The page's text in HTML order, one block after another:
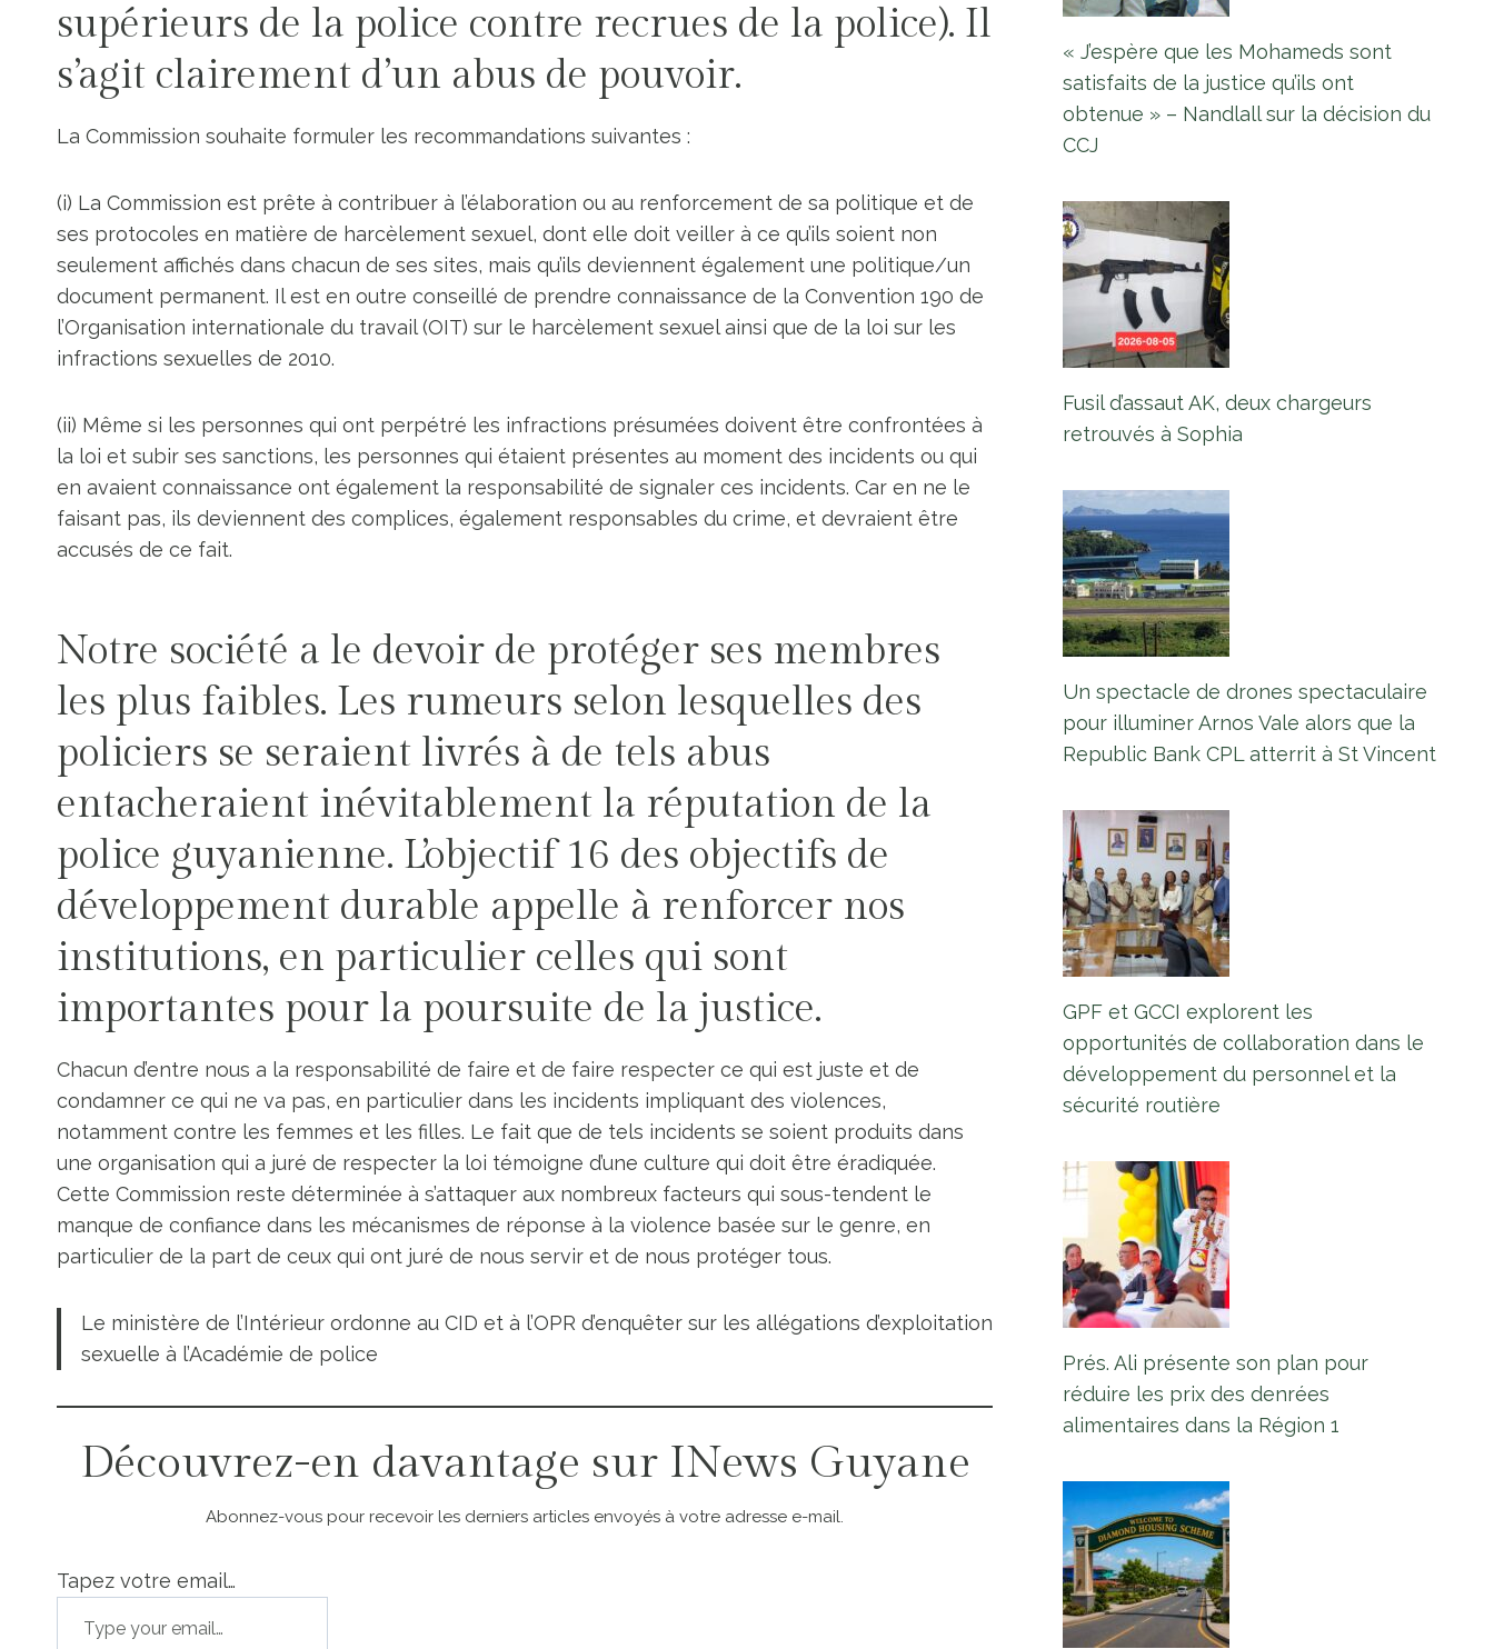
supérieurs de la police contre recrues de la police). Il
s’agit clairement d’un abus de pouvoir.
La Commission souhaite formuler les recommandations suivantes :
(i) La Commission est prête à contribuer à l’élaboration ou au renforcement de sa politique et de
ses protocoles en matière de harcèlement sexuel, dont elle doit veiller à ce qu’ils soient non
seulement affichés dans chacun de ses sites, mais qu’ils deviennent également une politique/un
document permanent. Il est en outre conseillé de prendre connaissance de la Convention 190 de
l’Organisation internationale du travail (OIT) sur le harcèlement sexuel ainsi que de la loi sur les
infractions sexuelles de 2010.
(ii) Même si les personnes qui ont perpétré les infractions présumées doivent être confrontées à
la loi et subir ses sanctions, les personnes qui étaient présentes au moment des incidents ou qui
en avaient connaissance ont également la responsabilité de signaler ces incidents. Car en ne le
faisant pas, ils deviennent des complices, également responsables du crime, et devraient être
accusés de ce fait.
Notre société a le devoir de protéger ses membres
les plus faibles. Les rumeurs selon lesquelles des
policiers se seraient livrés à de tels abus
entacheraient inévitablement la réputation de la
police guyanienne. L’objectif 16 des objectifs de
développement durable appelle à renforcer nos
institutions, en particulier celles qui sont
importantes pour la poursuite de la justice.
Chacun d’entre nous a la responsabilité de faire et de faire respecter ce qui est juste et de
condamner ce qui ne va pas, en particulier dans les incidents impliquant des violences,
notamment contre les femmes et les filles. Le fait que de tels incidents se soient produits dans
une organisation qui a juré de respecter la loi témoigne d’une culture qui doit être éradiquée.
Cette Commission reste déterminée à s’attaquer aux nombreux facteurs qui sous-tendent le
manque de confiance dans les mécanismes de réponse à la violence basée sur le genre, en
particulier de la part de ceux qui ont juré de nous servir et de nous protéger tous.
Le ministère de l’Intérieur ordonne au CID et à l’OPR d’enquêter sur les allégations d’exploitation
sexuelle à l’Académie de police
Découvrez-en davantage sur INews Guyane
Abonnez-vous pour recevoir les derniers articles envoyés à votre adresse e-mail.
Tapez votre email…
« J’espère que les Mohameds sont
satisfaits de la justice qu’ils ont
obtenue » – Nandlall sur la décision du
CCJ
Fusil d’assaut AK, deux chargeurs
retrouvés à Sophia
Un spectacle de drones spectaculaire
pour illuminer Arnos Vale alors que la
Republic Bank CPL atterrit à St Vincent
GPF et GCCI explorent les
opportunités de collaboration dans le
développement du personnel et la
sécurité routière
Prés. Ali présente son plan pour
réduire les prix des denrées
alimentaires dans la Région 1